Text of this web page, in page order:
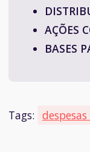
AÇÕES
BASES
Tags: